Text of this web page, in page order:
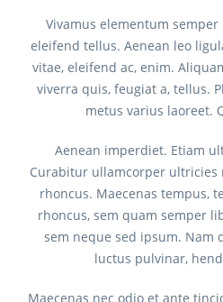
Vivamus elementum
eleifend tellus. Aenean leo
vitae, eleifend ac, enim.
viverra quis, feugiat a, tellus.
metus varius laoreet.
Aenean imperdiet. Etiam
Curabitur ullamcorper ultricies
rhoncus. Maecenas tempus,
rhoncus, sem quam semper
sem neque sed ipsum. Nam
luctus pulvinar,
Maecenas nec odio et ante